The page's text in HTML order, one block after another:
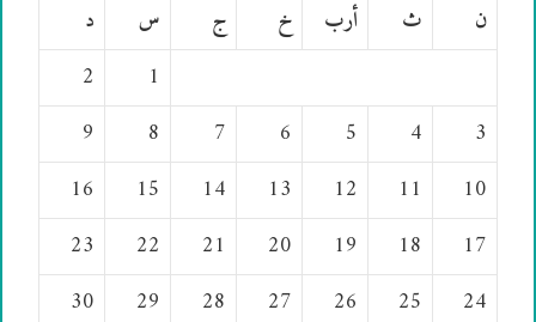
ن
ث أرب خ ج س
د
1
2
3
4
5
6
7
8
9
10
11
12
13
14
15
16
17
18
19
20
21
22
23
24
25
26
27
28
29
30